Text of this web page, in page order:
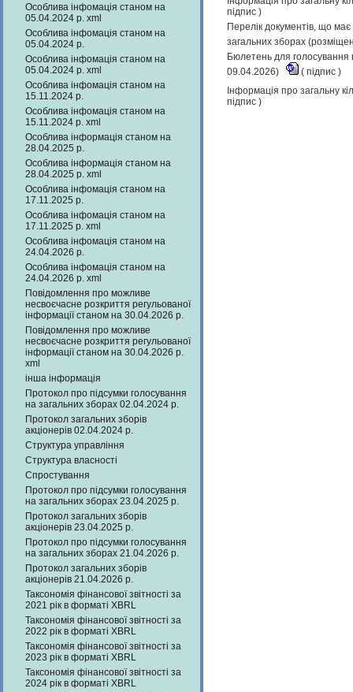
Особлива інфомація станом на
05.04.2024 р. xml
Особлива інфомація станом на
05.04.2024 р.
Особлива інфомація станом на
05.04.2024 р. xml
Особлива інфомація станом на
15.11.2024 р.
Особлива інфомація станом на
15.11.2024 р. xml
Особлива інформація станом на
28.04.2025 р.
Особлива інформація станом на
28.04.2025 р. xml
Особлива інфомація станом на
17.11.2025 р.
Особлива інфомація станом на
17.11.2025 р. xml
Особлива інфомація станом на
24.04.2026 р.
Особлива інфомація станом на
24.04.2026 р. xml
Повідомлення про можливе
несвоєчасне розкриття регульованої
інформації станом на 30.04.2026 р.
Повідомлення про можливе
несвоєчасне розкриття регульованої
інформації станом на 30.04.2026 р.
xml
інша інформація
Протокол про підсумки голосування
на загальних зборах 02.04.2024 р.
Протокол загальних зборів
акціонерів 02.04.2024 р.
Структура управління
Структура власності
Спростування
Протокол про підсумки голосування
на загальних зборах 23.04.2025 р.
Протокол загальних зборів
акціонерів 23.04.2025 р.
Протокол про підсумки голосування
на загальних зборах 21.04.2026 р.
Протокол загальних зборів
акціонерів 21.04.2026 р.
Таксономія фінансової звітності за
2021 рік в форматі XBRL
Таксономія фінансової звітності за
2022 рік в форматі XBRL
Таксономія фінансової звітності за
2023 рік в форматі XBRL
Таксономія фінансової звітності за
2024 рік в форматі XBRL
підпис )
Перелік документів, що
загальних зборах
Бюлетень для голосування
09.04.2026)
( підпис )
Інформація про загальну
підпис )